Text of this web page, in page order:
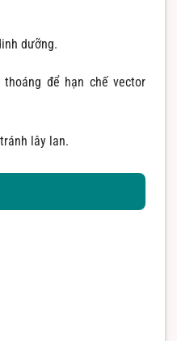
dưỡng.
thoáng để hạn chế vector
lây lan.